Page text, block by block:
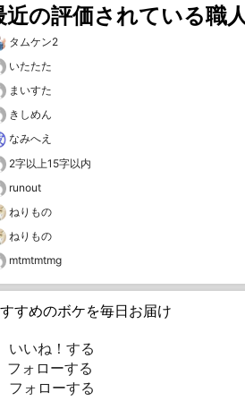
近の評価されている職人
タムケン2
いたたた
まいすた
きしめん
なみへえ
2字以上15字以内
runout
ねりもの
ねりもの
mtmtmtmg
すめのボケを毎日お届け
いいね！する
ォローする
フォローする